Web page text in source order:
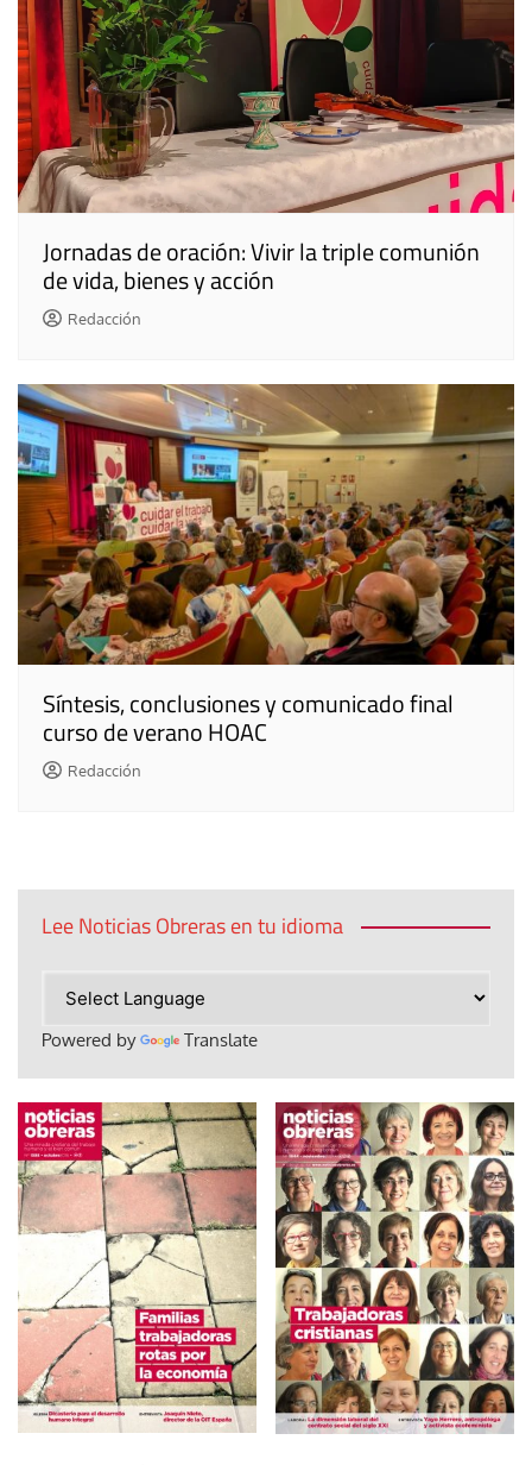
Jornadas de oración: Vivir la triple comunión
de vida, bienes y acción
Redacción
Síntesis, conclusiones y comunicado final
curso de verano HOAC
Redacción
Lee Noticias Obreras en tu idioma
Powered by Translate